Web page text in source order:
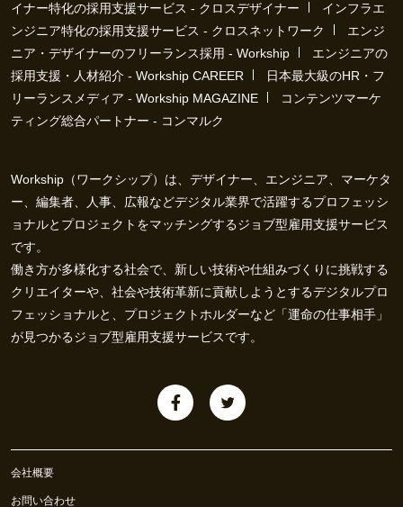
イナー特化の採用支援サービス - クロスデザイナー
インフラエ
ンジニア特化の採用支援サービス - クロスネットワーク
エンジ
ニア・デザイナーのフリーランス採用 - Workship
エンジニアの
採用支援・人材紹介 - Workship CAREER
日本最大級のHR・フ
リーランスメディア - Workship MAGAZINE
コンテンツマーケ
ティング総合パートナー - コンマルク
Workship（ワークシップ）は、デザイナー、エンジニア、マーケタ
ー、編集者、人事、広報などデジタル業界で活躍するプロフェッシ
ョナルとプロジェクトをマッチングするジョブ型雇用支援サービス
です。
働き方が多様化する社会で、新しい技術や仕組みづくりに挑戦する
クリエイターや、社会や技術革新に貢献しようとするデジタルプロ
フェッショナルと、プロジェクトホルダーなど「運命の仕事相手」
が見つかるジョブ型雇用支援サービスです。
会社概要
お問い合わせ